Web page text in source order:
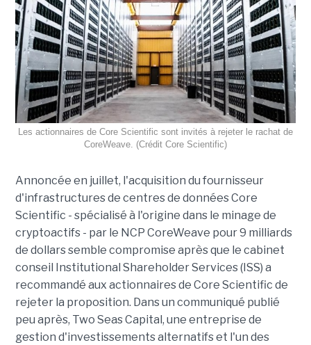
Les actionnaires de Core Scientific sont invités à rejeter le rachat de
CoreWeave. (Crédit Core Scientific)
Annoncée en juillet, l'acquisition du fournisseur
d'infrastructures de centres de donnéesCore
Scientific - spécialisé à l'origine dans le minage de
cryptoactifs - par le NCP CoreWeave pour 9 milliards
de dollars semble compromise après que le cabinet
conseil
Institutional ShareholderServices (ISS) a
recommandé aux actionnaires de Core Scientific de
rejeter la proposition. Dans un communiqué publié
peu après, Two SeasCapital, une entreprise de
gestion d'investissements alternatifs et l'un des